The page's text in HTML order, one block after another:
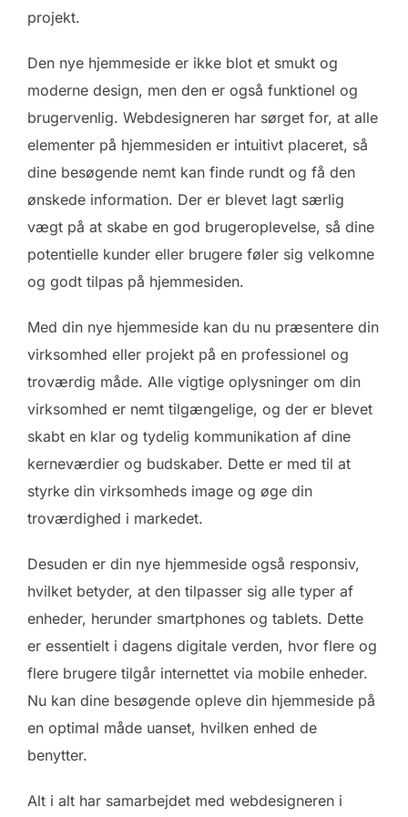
projekt.
Den nye hjemmeside er ikke blot et smukt og
moderne design, men den er også funktionel og
brugervenlig. Webdesigneren har sørget for, at alle
elementer på hjemmesiden er intuitivt placeret, så
dine besøgende nemt kan finde rundt og få den
ønskede information. Der er blevet lagt særlig
vægt på at skabe en god brugeroplevelse, så dine
potentielle kunder eller brugere føler sig velkomne
og godt tilpas på hjemmesiden.
Med din nye hjemmeside kan du nu præsentere din
virksomhed eller projekt på en professionel og
troværdig måde. Alle vigtige oplysninger om din
virksomhed er nemt tilgængelige, og der er blevet
skabt en klar og tydelig kommunikation af dine
kerneværdier og budskaber. Dette er med til at
styrke din virksomheds image og øge din
troværdighed i markedet.
Desuden er din nye hjemmeside også responsiv,
hvilket betyder, at den tilpasser sig alle typer af
enheder, herunder smartphones og tablets. Dette
er essentielt i dagens digitale verden, hvor flere og
flere brugere tilgår internettet via mobile enheder.
Nu kan dine besøgende opleve din hjemmeside på
en optimal måde uanset, hvilken enhed de
benytter.
Alt i alt har samarbejdet med webdesigneren i